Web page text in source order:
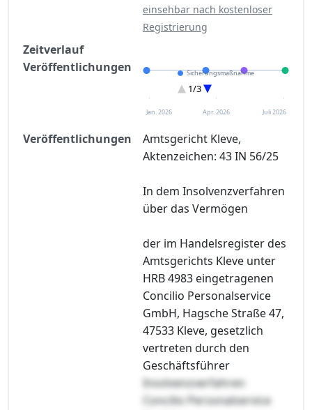
einsehbar nach kostenloser
Registrierung
Zeitverlauf
Veröffentlichungen
Sicherungsmaßnahme
Eröffnung
Sonstiges
1/3
Jan. 2026 Apr. 2026 Juli 2026
Veröffentlichungen
Amtsgericht Kleve,
Aktenzeichen: 43 IN 56/25
In dem Insolvenzverfahren
über das Vermögen
der im Handelsregister des
Amtsgerichts Kleve unter
HRB 4983 eingetragenen
Concilio Personalservice
GmbH, Hagsche Straße 47,
47533 Kleve, gesetzlich
vertreten durch den
Geschäftsführer
Insolvenzverfahren
Concilio Personalservice